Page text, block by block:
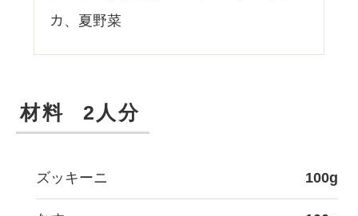
カ
夏野菜
材料 2人分
ズッキーニ 100g